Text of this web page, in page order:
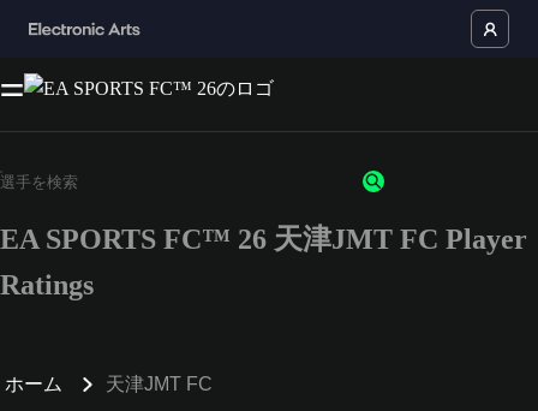
EA SPORTS FC™ 26 天津JMT FC Player
Ratings
ホーム 天津JMT FC